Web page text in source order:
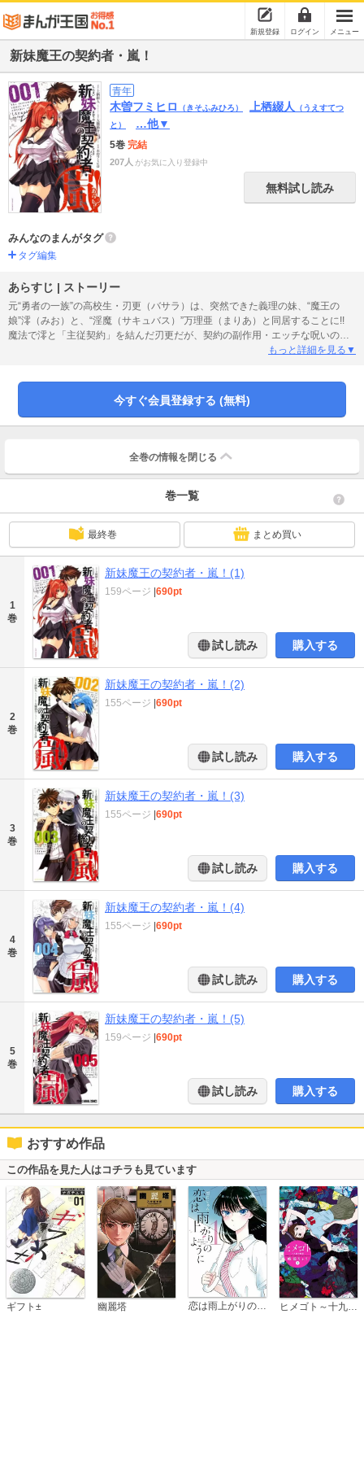
新規登録 ログイン メニュー
新妹魔王の契約者・嵐！
青年
木曽フミヒロ （きそふみひろ） 上栖綴人
（うえすてつ
と）
…他▼
5巻 完結
207人 がお気に入り登録中
無料試し読み
みんなのまんがタグ
タグ編集
あらすじ | ストーリー
元“勇者の一族”の高校生・刃更（バサラ）は、突然できた義理の妹、“魔王の
娘”澪（みお）と、“淫魔（サキュバス）”万理亜（まりあ）と同居することに!!
魔法で澪と「主従契約」を結んだ刃更だが、契約の副作用・エッチな呪いのせ
いで波乱の毎日!? 大人気ライトノベルを妖しく過激にコミカライズ!!もっと詳細を見る▼
今すぐ会員登録する (無料)
全巻の情報を 閉じる
巻一覧
最終巻 まとめ買い
1
巻
新妹魔王の契約者・嵐！(1)
159ページ 690pt
試し読み 購入する
2
巻
新妹魔王の契約者・嵐！(2)
155ページ 690pt
試し読み 購入する
3
巻
新妹魔王の契約者・嵐！(3)
155ページ 690pt
試し読み 購入する
4
巻
新妹魔王の契約者・嵐！(4)
155ページ 690pt
試し読み 購入する
5
巻
新妹魔王の契約者・嵐！(5)
159ページ 690pt
試し読み 購入する
おすすめ作品
この作品を見た人はコチラも見ています
ギフト± 幽麗塔 恋は雨上がりのように